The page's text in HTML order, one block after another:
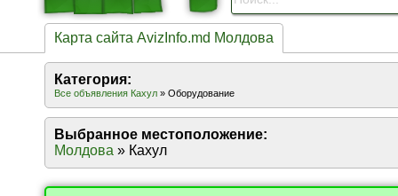
Карта сайта AvizInfo.md Молдова
Категория:
Все объявления Кахул » Оборудование
Выбранное местоположение:
Молдова » Кахул